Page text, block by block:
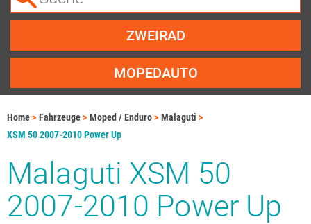
ZWEIRAD
MOPEDAUTO
Home Fahrzeuge Moped / Enduro
Malaguti
XSM 50 2007-2010 Power Up
Malaguti XSM 50
2007-2010 Power Up